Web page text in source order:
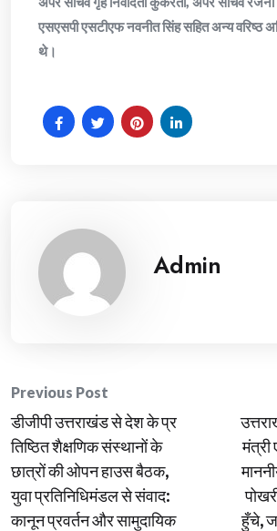
एसएसपी एसटीएफ नवनीत सिंह सहित अन्य वरिष्ठ
थे।
Admin
Post
navigation
Previous Post
डीजीपी उत्तराखंड से देश के प्र
तिष्ठित शैक्षणिक संस्थानों के
छात्रों की ओपन हाउस बैठक,
युवा प्रतिनिधिमंडल से संवाद:
कानून प्रवर्तन और सामुदायिक
मंत्री
हुँचे,